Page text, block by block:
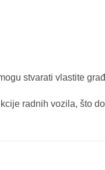
stvarati vlastite
radnih vozila, što